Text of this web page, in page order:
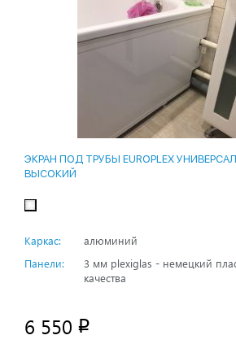
ЭКРАН ПОД ТРУБЫ EUROPLEX
ВЫСОКИЙ
Каркас:
алюминий
Панели:
3 мм plexiglas - немецкий
качества
6 550 p